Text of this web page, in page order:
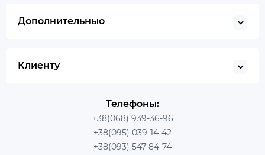
Дополнительныо
Клиенту
Телефоны:
+38(068) 939-36-96
+38(095) 039-14-42
+38(093) 547-84-74